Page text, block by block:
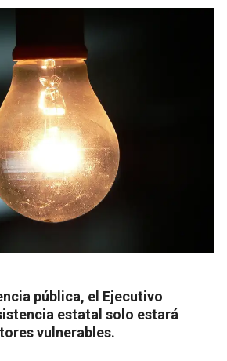
pública, el Ejecutivo
estatal solo estará
vulnerables.